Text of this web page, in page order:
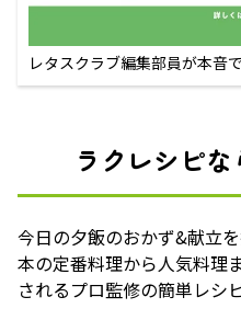
レタスクラブ編集部員が本音
ラクレシピ
今日の夕飯のおかず&献立
本の定番料理から人気料理
されるプロ監修の簡単レシ